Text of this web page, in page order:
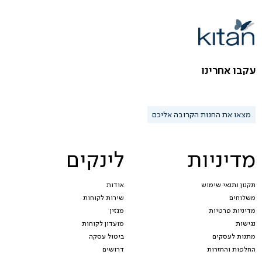
מדיניות
תקנון ותנאי שימוש
משלוחים
מדיניות פרטיות
נגישות
מתנות לעסקים
החלפות והחזרות
לינקים
אודות
שירות לקוחות
מגזין
מועדון לקוחות
ביטול עסקה
דרושים
עקבו אחרינו
מצאו את החנות הקרובה אליכם